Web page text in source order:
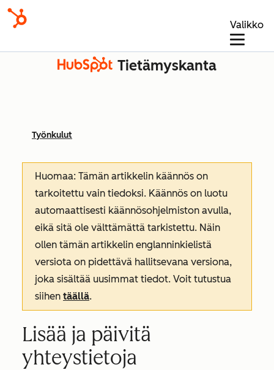
Valikko
Tietämyskanta
Työnkulut
Huomaa: Tämän artikkelin käännös on
tarkoitettu vain tiedoksi. Käännös on luotu
automaattisesti käännösohjelmiston avulla,
eikä sitä ole välttämättä tarkistettu. Näin
ollen tämän artikkelin englanninkielistä
versiota on pidettävä hallitsevana versiona,
joka sisältää uusimmat tiedot. Voit tutustua
siihen täällä.
Lisää ja päivitä
yhteystietoja